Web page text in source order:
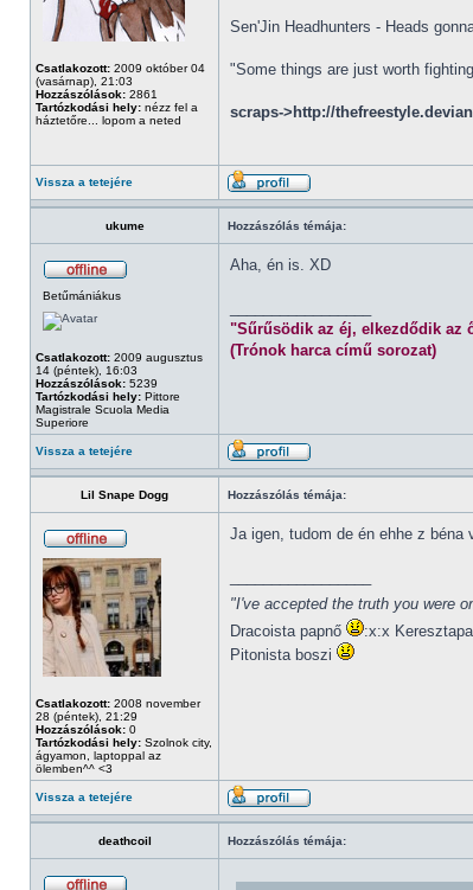
Csatlakozott: 2009 október 04
(vasárnap), 21:03
Hozzászólások: 2861
Tartózkodási hely: nézz fel a
háztetőre... lopom a neted
Sen'Jin Headhunters - Heads
"Some things are just worth
scraps->http://
Vissza a tetejére
ukume Hozzászólás témája:
Betűmániákus
Csatlakozott: 2009 augusztus
14 (péntek), 16:03
Hozzászólások: 5239
Tartózkodási hely: Pittore
Magistrale Scuola Media
Superiore
Aha, én is. XD
"Sűrűsödik az éj, elkezdődik az
(Trónok harca című sorozat)
Vissza a tetejére
Lil Snape Dogg Hozzászólás témája:
Csatlakozott: 2008 november
28 (péntek), 21:29
Hozzászólások: 0
Tartózkodási hely: Szolnok city,
ágyamon, laptoppal az
ölemben^^ <3
Ja igen, tudom de én ehhe z béna
"I've accepted the truth you were
Dracoista papnő
:x:x
Pitonista boszi
Vissza a tetejére
deathcoil Hozzászólás témája: